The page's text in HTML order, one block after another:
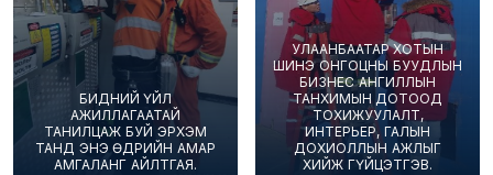
БИДНИЙ ҮЙЛ
АЖИЛЛАГААТАЙ
ТАНИЛЦАЖ БУЙ ЭРХЭМ
ТАНД ЭНЭ ӨДРИЙН АМАР
АМГАЛАНГ АЙЛТГАЯ.
УЛААНБААТАР ХОТЫН
ШИНЭ ОНГОЦНЫ БУУДЛЫН
БИЗНЕС АНГИЛЛЫН
ТАНХИМЫН ДОТООД
ТОХИЖУУЛАЛТ,
ИНТЕРЬЕР, ГАЛЫН
ДОХИОЛЛЫН АЖЛЫГ
ХИЙЖ ГҮЙЦЭТГЭВ.